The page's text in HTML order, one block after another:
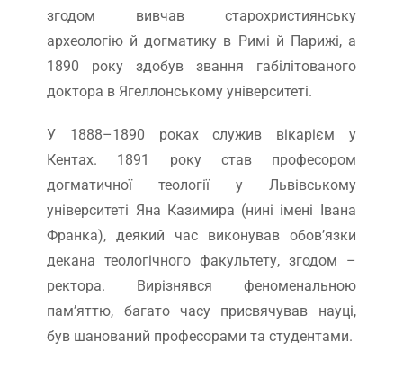
згодом вивчав старохристиянську
археологію й догматику в Римі й Парижі, а
1890 року здобув звання габілітованого
доктора в Ягеллонському університеті.
У 1888–1890 роках служив вікарієм у
Кентах. 1891 року став професором
догматичної теології у Львівському
університеті Яна Казимира (нині імені Івана
Франка), деякий час виконував обов’язки
декана теологічного факультету, згодом –
ректора. Вирізнявся феноменальною
пам’яттю, багато часу присвячував науці,
був шанований професорами та студентами.